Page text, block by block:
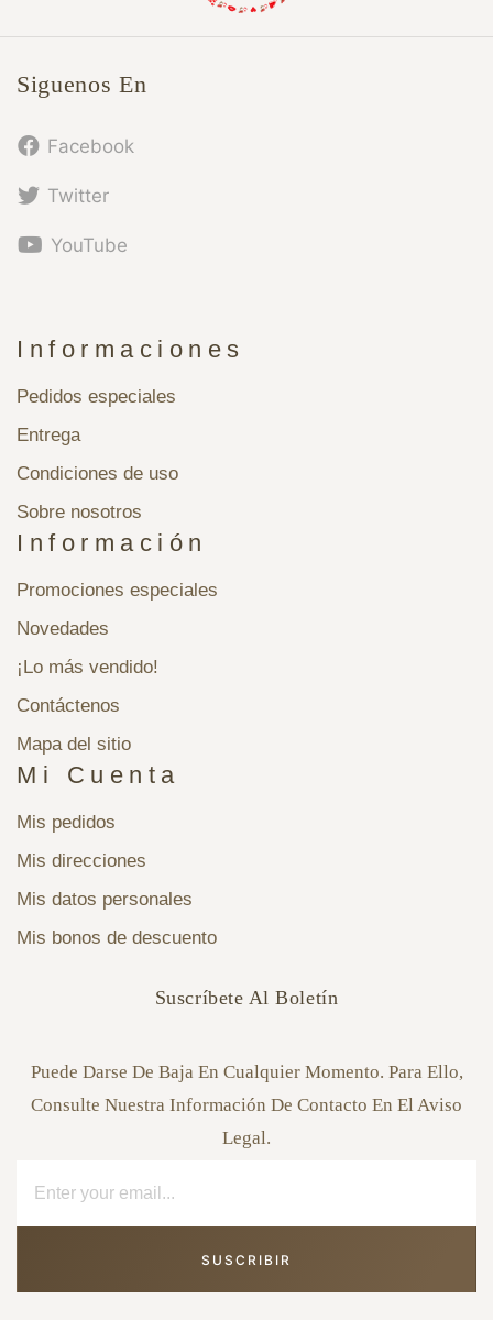
Siguenos En
Facebook
Twitter
YouTube
Informaciones
Pedidos especiales
Entrega
Condiciones de uso
Sobre nosotros
Información
Promociones especiales
Novedades
¡Lo más vendido!
Contáctenos
Mapa del sitio
Mi Cuenta
Mis pedidos
Mis direcciones
Mis datos personales
Mis bonos de descuento
Suscríbete Al Boletín
Puede Darse De Baja En Cualquier Momento. Para Ello,
Consulte Nuestra Información De Contacto En El Aviso
Legal.
SUSCRIBIR